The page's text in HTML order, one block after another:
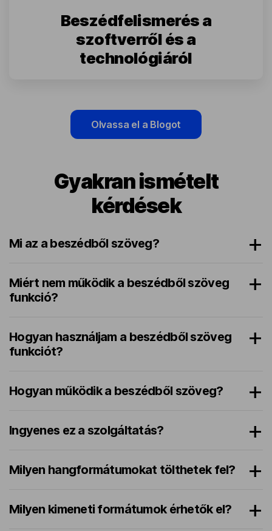
Beszédfelismerés a
szoftverről és a
technológiáról
Olvassa el a Blogot
Gyakran ismételt
kérdések
Mi az a beszédből szöveg?
Miért nem működik a beszédből szöveg
funkció?
Hogyan használjam a beszédből szöveg
funkciót?
Hogyan működik a beszédből szöveg?
Ingyenes ez a szolgáltatás?
Milyen hangformátumokat tölthetek fel?
Milyen kimeneti formátumok érhetők el?